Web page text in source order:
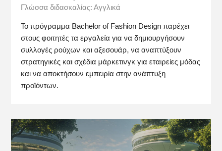
Γλώσσα διδασκαλίας: Αγγλικά
Το πρόγραμμα Bachelor of Fashion Design παρέχει
στους φοιτητές τα εργαλεία για να δημιουργήσουν
συλλογές ρούχων και αξεσουάρ, να αναπτύξουν
στρατηγικές και σχέδια μάρκετινγκ για εταιρείες μόδας
και να αποκτήσουν εμπειρία στην ανάπτυξη
προϊόντων.